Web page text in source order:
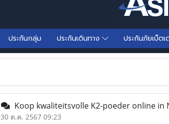
ประกันกลุ่ม ประกันเดินทาง ประกันภัยเบ็ต
Koop kwaliteitsvolle K2-poeder online
30 ต.ค. 2567 09:23